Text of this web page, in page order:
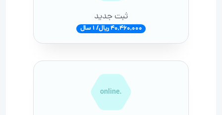
ثبت جدید
40,460,000 ریال/ 1 سال
.online